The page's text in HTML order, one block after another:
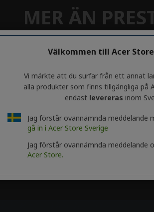
Välkommen till Acer
Vi märkte att du surfar från ett annat
alla produkter som finns tillgängliga på
endast levereras inom
Jag förstår ovannämnda meddelande
gå in i Acer Store Sverige
Jag förstår ovannämnda meddelande
Acer Store.